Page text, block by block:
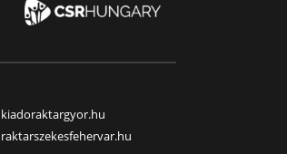
kiadoraktargyor.hu
raktarszekesfehervar.hu